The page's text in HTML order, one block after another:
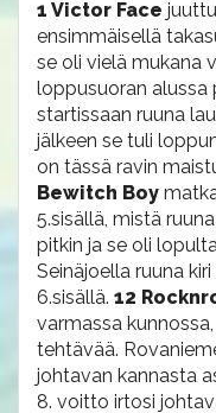
1 Victor Face
ensimmäisellä
se oli vielä mukana
loppusuoran alussa
startissaan ruuna
jälkeen se tuli
on tässä ravin
Bewitch Boy
5.sisällä, mistä
pitkin ja se oli
Seinäjoella ruuna
6.sisällä. 12
varmassa
tehtävää.
johtavan kannasta
8. voitto irtosi